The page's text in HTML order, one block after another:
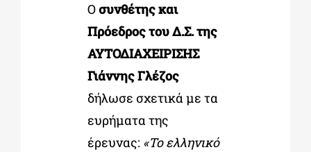
Οσυνθέτης και
Πρόεδρος του Δ.Σ. της
ΑΥΤΟΔΙΑΧΕΙΡΙΣΗΣ
Γιάννης Γλέζος
δήλωσε σχετικά με τα
ευρήματα της
έρευνας: «Το ελληνικό